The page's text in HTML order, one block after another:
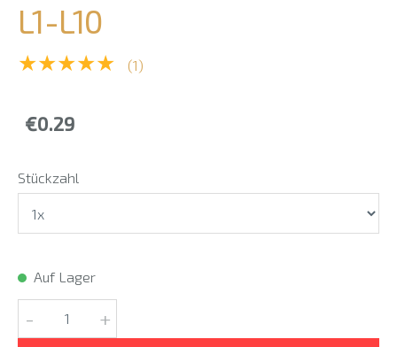
L1-L10
★★★★★ (1)
€0.29
Stückzahl
Auf Lager
- +